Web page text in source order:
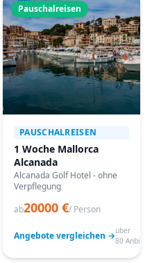
Pauschalreisen
PAUSCHALREISEN
1 Woche Mallorca
Alcanada
Alcanada Golf Hotel - ohne
Verpflegung
ab20000 €/ Person
Angebote vergleichen →über
80